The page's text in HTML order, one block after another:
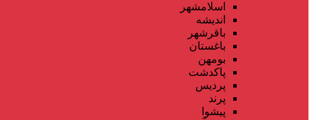
اسلامشهر
اندیشه
باقرشهر
باغستان
بومهن
پاکدشت
پردیس
پرند
پیشوا